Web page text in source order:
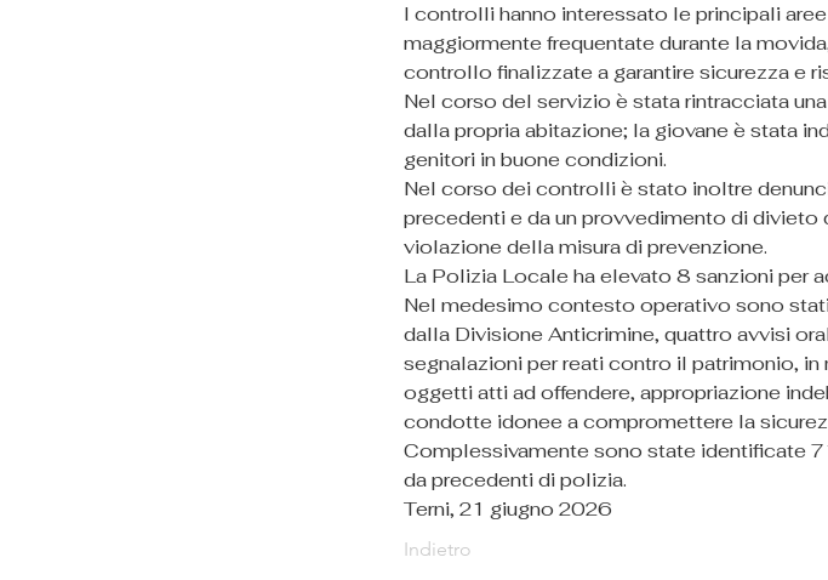
I controlli hanno interessato le principali
maggiormente frequentate durante la
controllo finalizzate a garantire sicurezza e
Nel corso del servizio è stata rintracciata
dalla propria abitazione; la giovane è stata
genitori in buone condizioni.
Nel corso dei controlli è stato inoltre
precedenti e da un provvedimento di divieto
violazione della misura di prevenzione.
La Polizia Locale ha elevato 8 sanzioni per
Nel medesimo contesto operativo sono
dalla Divisione Anticrimine, quattro avvisi
segnalazioni per reati contro il patrimonio,
oggetti atti ad offendere, appropriazione
condotte idonee a compromettere la
Complessivamente sono state identificate
da precedenti di polizia.
Terni, 21 giugno 2026
Indietro